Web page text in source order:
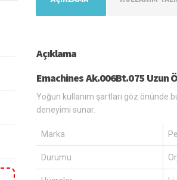
Açıklama
Emachines Ak.006Bt.075 Uzun
Yoğun kullanım şartları göz önünde
deneyimi sunar.
Marka
Durumu